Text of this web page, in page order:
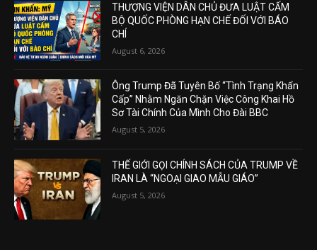
THƯỢNG VIỆN DÂN CHỦ ĐƯA LUẬT CẤM
BỘ QUỐC PHÒNG HẠN CHẾ ĐỐI VỚI BÁO
CHÍ
August 6, 2026
Ông Trump Đã Tuyên Bố “Tình Trạng Khẩn
Cấp” Nhằm Ngăn Chặn Việc Công Khai Hồ
Sơ Tài Chính Của Mình Cho Đài BBC
August 5, 2026
THẾ GIỚI GỌI CHÍNH SÁCH CỦA TRUMP VỀ
IRAN LÀ “NGOẠI GIAO MẪU GIÁO”
August 5, 2026